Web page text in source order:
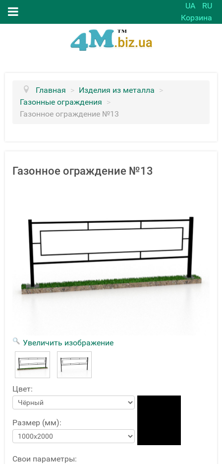
UA
RU
Корзина
Главная > Изделия из металла >
Газонные ограждения >
Газонное ограждение №13
Газонное ограждение №13
Увеличить изображение
Цвет:
Размер (мм):
Свои параметры: